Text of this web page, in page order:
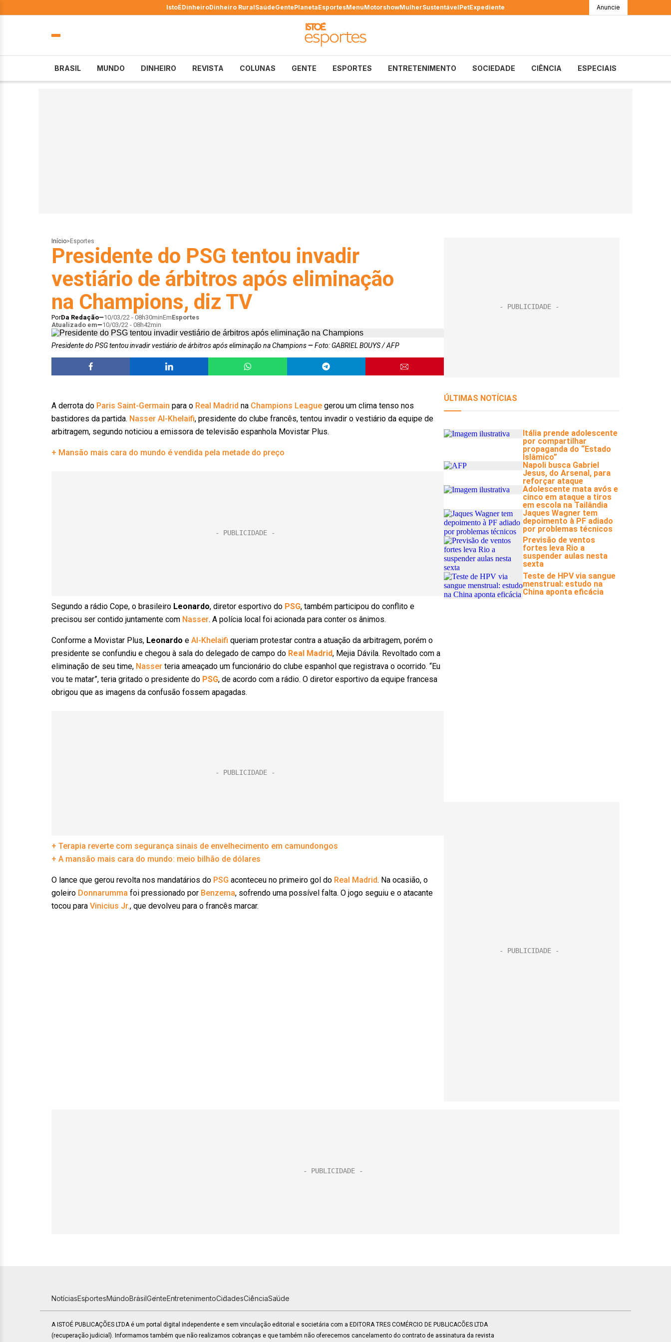
IstoÉDinheiroDinheiro RuralSaúdeGentePlanetaEsportesMenuMotorshowMulherSustentávelPetExpediente Anuncie
BRASIL MUNDO DINHEIRO REVISTA COLUNAS GENTE ESPORTES ENTRETENIMENTO SOCIEDADE CIÊNCIA ESPECIAIS
Início> Esportes
Presidente do PSG tentou invadir
vestiário de árbitros após eliminação
na Champions, diz TV
PorDa Redação 10/03/22 - 08h30minEmEsportes
Atualizado em
10/03/22 - 08h42min
Presidente do PSG tentou invadir vestiário de árbitros após eliminação na Champions Foto: GABRIEL BOUYS / AFP
A derrota do Paris Saint-Germain para o Real Madrid na Champions League gerou um clima tenso nos
bastidores da partida. Nasser Al-Khelaifi, presidente do clube francês, tentou invadir o vestiário da equipe de
arbitragem, segundo noticiou a emissora de televisão espanhola Movistar Plus.
+ Mansão mais cara do mundo é vendida pela metade do preço
Segundo a rádio Cope, o brasileiro Leonardo, diretor esportivo do PSG, também participou do conflito e
precisou ser contido juntamente com Nasser. A polícia local foi acionada para conter os ânimos.
Conforme a Movistar Plus, Leonardo e Al-Khelaifi queriam protestar contra a atuação da arbitragem, porém o
presidente se confundiu e chegou à sala do delegado de campo do Real Madrid, Mejia Dávila. Revoltado com a
eliminação de seu time, Nasser teria ameaçado um funcionário do clube espanhol que registrava o ocorrido. “Eu
vou te matar”, teria gritado o presidente do PSG, de acordo com a rádio. O diretor esportivo da equipe francesa
obrigou que as imagens da confusão fossem apagadas.
+ Terapia reverte com segurança sinais de envelhecimento em camundongos
+ A mansão mais cara do mundo: meio bilhão de dólares
O lance que gerou revolta nos mandatários do PSG aconteceu no primeiro gol do Real Madrid. Na ocasião, o
goleiro Donnarumma foi pressionado por Benzema, sofrendo uma possível falta. O jogo seguiu e o atacante
tocou para Vinicius Jr., que devolveu para o francês marcar.
NotíciasEsportesMundoBrasilGenteEntretenimentoCidadesCiênciaSaúde
A ISTOÉ PUBLICAÇÕES LTDA é um portal digital independente e sem vinculação editorial e societária com a EDITORA TRES COMÉRCIO DE PUBLICACÕES LTDA
(recuperação judicial). Informamos também que não realizamos cobranças e que também não oferecemos cancelamento do contrato de assinatura da revista